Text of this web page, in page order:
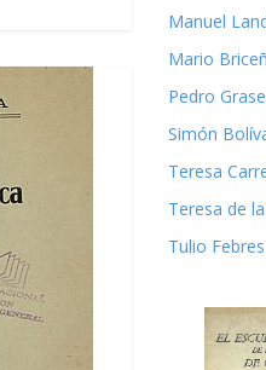
Manuel
Mario
Pedro
Simón
Teresa
Teresa de
Tulio